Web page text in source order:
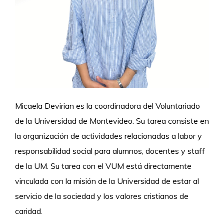
Micaela Devirian es la coordinadora del Voluntariado
de la Universidad de Montevideo. Su tarea consiste en
la organización de actividades relacionadas a labor y
responsabilidad social para alumnos, docentes y staff
de la UM. Su tarea con el VUM está directamente
vinculada con la misión de la Universidad de estar al
servicio de la sociedad y los valores cristianos de
caridad.